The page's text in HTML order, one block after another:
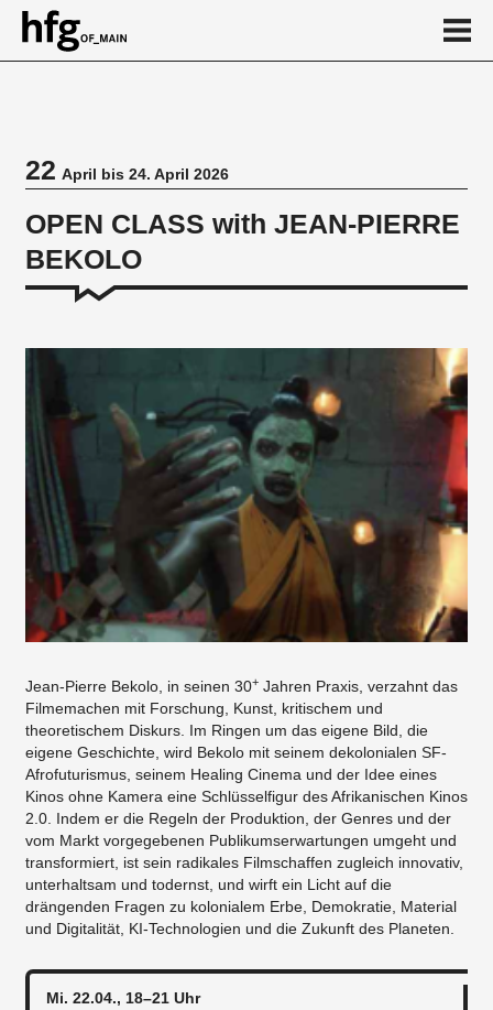
22April bis 24. April 2026
OPEN CLASS with JEAN-PIERRE
BEKOLO
Jean-Pierre Bekolo, in seinen 30+ Jahren Praxis, verzahnt das
Filmemachen mit Forschung, Kunst, kritischem und
theoretischem Diskurs. Im Ringen um das eigene Bild, die
eigene Geschichte, wird Bekolo mit seinem dekolonialen SF-
Afrofuturismus, seinem Healing Cinema und der Idee eines
Kinos ohne Kamera eine Schlüsselfigur des Afrikanischen Kinos
2.0. Indem er die Regeln der Produktion, der Genres und der
vom Markt vorgegebenen Publikumserwartungen umgeht und
transformiert, ist sein radikales Filmschaffen zugleich innovativ,
unterhaltsam und todernst, und wirft ein Licht auf die
drängenden Fragen zu kolonialem Erbe, Demokratie, Material
und Digitalität, KI-Technologien und die Zukunft des Planeten.
Mi. 22.04., 18–21 Uhr